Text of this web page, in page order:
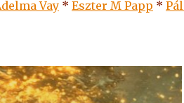
Vay * Eszter M Papp *